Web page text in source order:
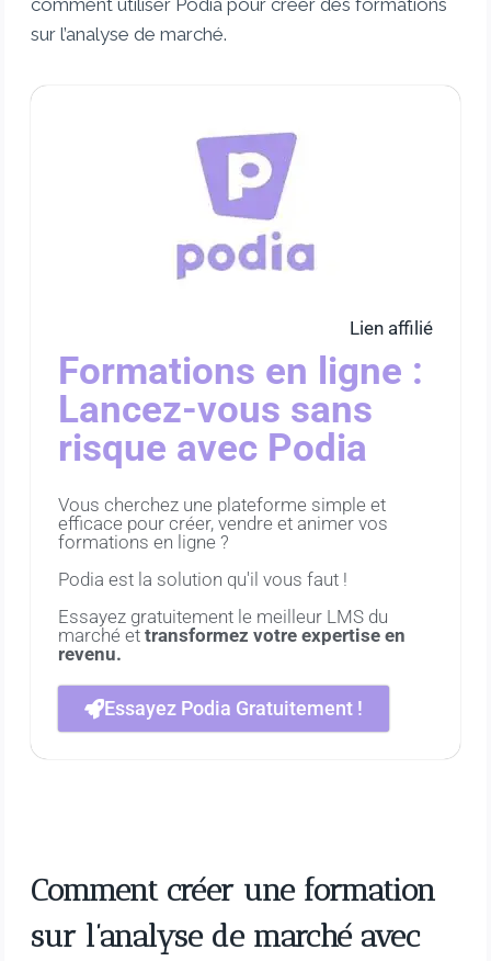
sur l’analyse de marché.
Lien affilié
Formations en ligne :
Lancez-vous sans
risque avec Podia
Vous cherchez une plateforme simple et
efficace pour créer, vendre et animer vos
formations en ligne ?
Podia est la solution qu'il vous faut !
Essayez gratuitement le meilleur LMS du
marché ettransformez votre expertise en
revenu.
Essayez Podia Gratuitement !
Comment créer une formation
sur l’analyse de marché avec